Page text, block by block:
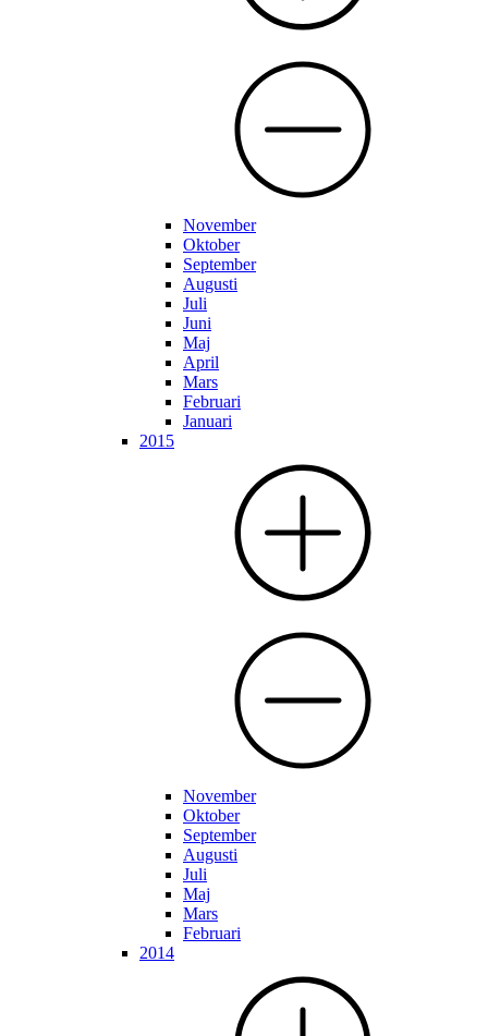
November
Oktober
September
Augusti
Juli
Juni
Maj
April
Mars
Februari
Januari
2015
November
Oktober
September
Augusti
Juli
Maj
Mars
Februari
2014